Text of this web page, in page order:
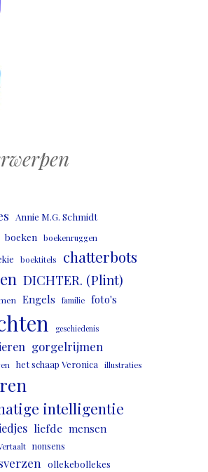
Annie M.G. Schmidt
boeken boekenruggen
boektitels chatterbots
DICHTER. (Plint)
Engels familie foto's
geschiedenis
gorgelrijmen
het schaap Veronica illustraties
intelligentie
liefde mensen
nonsens
ollekebollekes